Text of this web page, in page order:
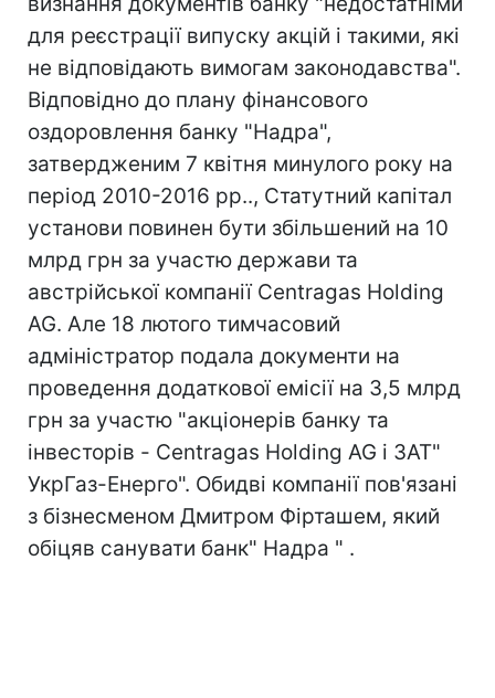
для реєстрації випуску акцій і такими, які
не відповідають вимогам законодавства".
Відповідно до плану фінансового
оздоровлення банку "Надра",
затвердженим 7 квітня минулого року на
період 2010-2016 рр.., Статутний капітал
установи повинен бути збільшений на 10
млрд грн за участю держави та
австрійської компанії Centragas Holding
AG. Але 18 лютого тимчасовий
адміністратор подала документи на
проведення додаткової емісії на 3,5 млрд
грн за участю "акціонерів банку та
інвесторів - Centragas Holding AG і ЗАТ"
УкрГаз-Енерго". Обидві компанії пов'язані
з бізнесменом Дмитром Фірташем, який
обіцяв санувати банк" Надра " .